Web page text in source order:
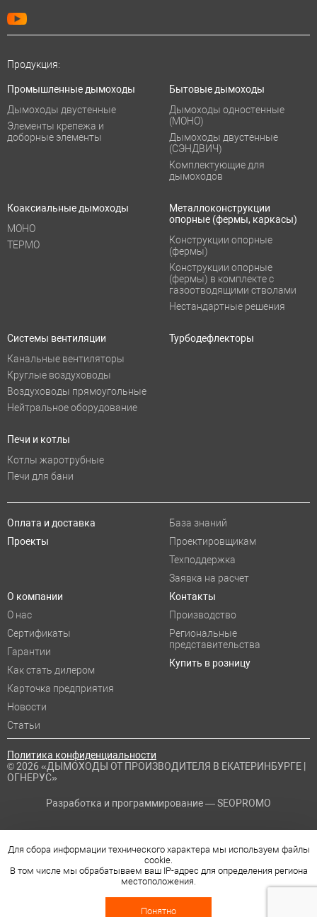
Продукция:
Промышленные дымоходы
Дымоходы двустенные
Элементы крепежа и
доборные элементы
Бытовые дымоходы
Дымоходы одностенные
(МОНО)
Дымоходы двустенные
(СЭНДВИЧ)
Комплектующие для
дымоходов
Коаксиальные дымоходы
МОНО
ТЕРМО
Металлоконструкции
опорные (фермы, каркасы)
Конструкции опорные
(фермы)
Конструкции опорные
(фермы) в комплекте с
газоотводящими стволами
Нестандартные решения
Системы вентиляции
Канальные вентиляторы
Круглые воздуховоды
Воздуховоды прямоугольные
Нейтральное оборудование
Турбодефлекторы
Печи и котлы
Котлы жаротрубные
Печи для бани
Политика конфиденциальности
© 2026 «ДЫМОХОДЫ ОТ ПРОИЗВОДИТЕЛЯ В ЕКАТЕРИНБУРГЕ |
ОГНЕРУС»
Разработка и программирование —SEOPROMO
Оплата и доставка
Проекты
База знаний
Проектировщикам
Техподдержка
Заявка на расчет
О компании
О нас
Сертификаты
Гарантии
Как стать дилером
Карточка предприятия
Новости
Статьи
Контакты
Производство
Региональные
представительства
Купить в розницу
Для сбора информации технического характера мы используем файлы
cookie.
В том числе мы обрабатываем ваш IP-адрес для определения региона
местоположения.
Понятно